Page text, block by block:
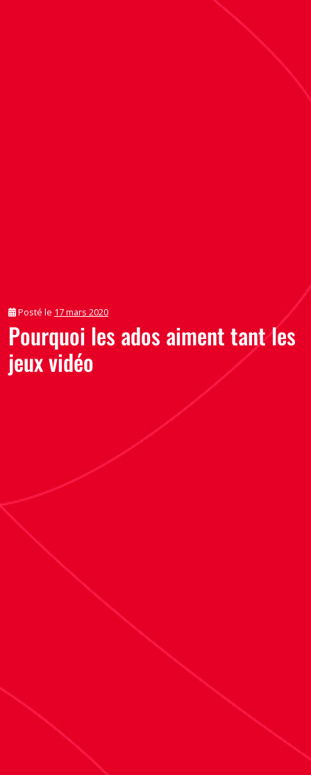
Posté le 17 mars 2020
Pourquoi les ados aiment tant les
jeux vidéo